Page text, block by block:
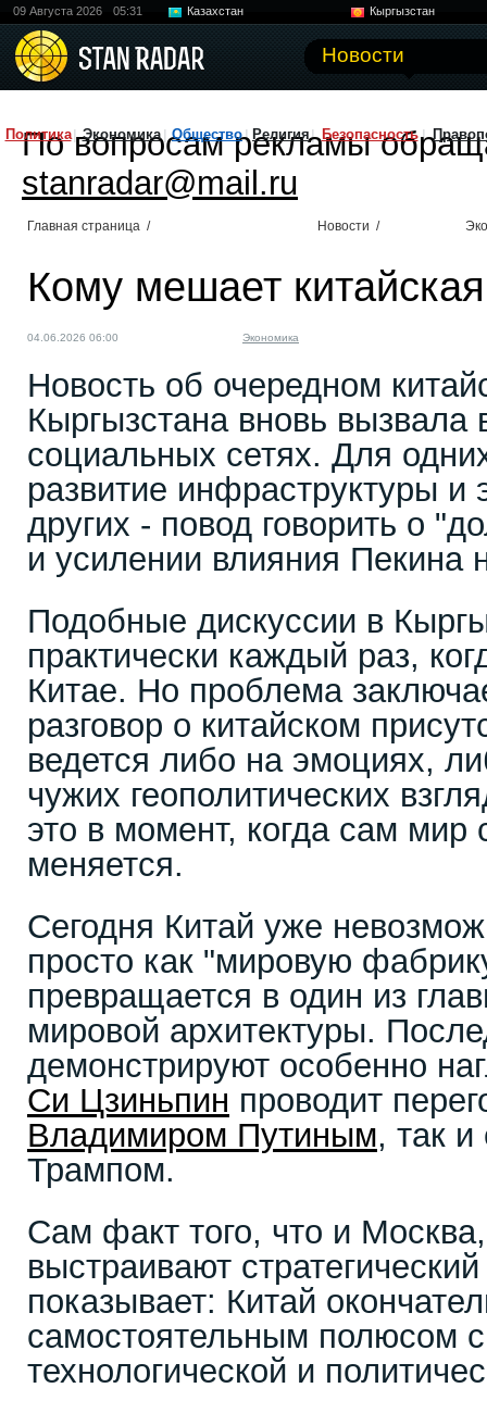
09 Августа 2026 05:31 Казахстан
Кыргызстан
Новости
Политика Экономика Общество Религия Безопасность
По вопросам рекламы
stanradar@mail.ru
Главная страница / Новости /
Кому мешает
04.06.2026 06:00 Экономика
Новость об очередном
Кыргызстана вновь вызвала
социальных сетях. Для
развитие инфраструктуры и
других - повод говорить о
и усилении влияния Пекина
Подобные дискуссии в
практически каждый раз,
Китае. Но проблема
разговор о китайском
ведется либо на эмоциях,
чужих геополитических
это в момент, когда сам мир
меняется.
Сегодня Китай уже
просто как "мировую
превращается в один из
мировой архитектуры.
демонстрируют особенно
Си Цзиньпин проводит
Владимиром Путиным, так
Трампом.
Сам факт того, что и
выстраивают
показывает: Китай
самостоятельным полюсом
технологической и